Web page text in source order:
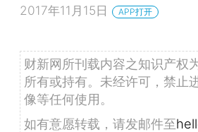
2017年11月15日 APP打开
财新网所刊载内容之知识产权
所有或持有。未经许可，禁止
像等任何使用。
如有意愿转载，请发邮件至